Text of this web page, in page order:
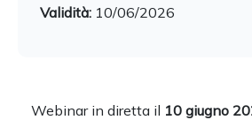
Validità: 10/06/2026
Webinar in diretta il 10 giugno